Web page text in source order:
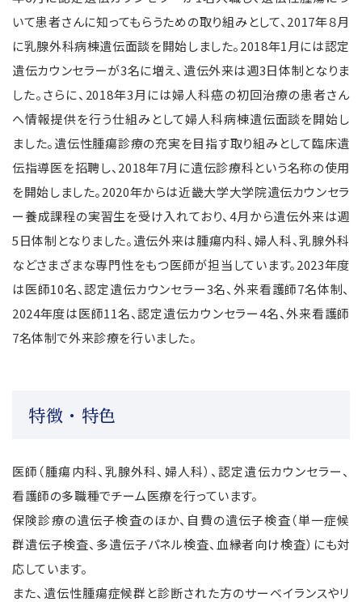
いて患者さんに知ってもらうための取り組みとして、 2017年８月
に乳腺外科病棟遺伝面談を開始しました。2018年1 月には認定
遺伝カウンセラーが3名に増え、遺伝外来は週3日体制となりま
した。さらに、 2018年3月には婦人科癌の初回治療の患者さん
へ情報提供を行う仕組みとして婦人科病棟遺伝面談を開始し
ました。遺伝性腫瘍診療の充実を目指す取り組みとして臨床遺
伝指導医を招聘し、 2018年7月に遺伝診療科という名称の使用
を開始しました。2020年からは近畿大学大学院遺伝カウンセラ
ー養成課程の実習生を受け入れており、4月から遺伝外来は週
5日体制となりました。遺伝外来は腫瘍内科、婦人科、乳腺外科
などさまざまな専門性をもつ医師が担当しています。2023年度
は医師10名、認定遺伝カウンセラー3名、外来看護師7名体制、
2024年度は医師11名、認定遺伝カウンセラー4名、外来看護師
7名体制で外来診療を行いました。
特徴・特色
医師（腫瘍内科、乳腺外科、婦人科）、認定遺伝カウンセラー、
看護師の多職種でチーム医療を行っています。
保険診療の遺伝子検査のほか、自費の遺伝子検査（単一症候
群遺伝子検査、多遺伝子パネル検査、血縁者向け検査）にも対
応しています。
また、遺伝性腫瘍症候群と診断された方のサーベイランスやリ